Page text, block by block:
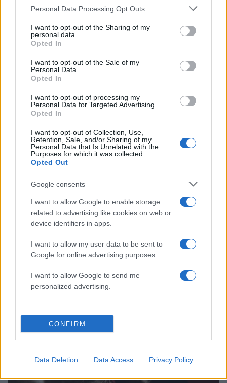
Please note that this website/app uses one or more Google
not limited to your visit or usage behaviour. You may click to
grant or deny consent to Google and its third-party tags to
use your data for below specified purposes in below Google
consent section.
Personal Data Processing Opt Outs
I want to opt-out of the Sharing of my
personal data.
Opted In
I want to opt-out of the Sale of my
Personal Data.
Opted In
I want to opt-out of processing my
Personal Data for Targeted Advertising.
Opted In
I want to opt-out of Collection, Use,
Retention, Sale, and/or Sharing of my
Personal Data that Is Unrelated with the
Purposes for which it was collected.
Opted Out
Google consents
I want to allow Google to enable storage
related to advertising like cookies on web or
device identifiers in apps.
I want to allow my user data to be sent to
Google for online advertising purposes.
I want to allow Google to send me
personalized advertising.
CONFIRM
Data Deletion Data Access Privacy Policy
21.06.18
της Νέας Ζηλανδίας! Η πρώτη φωτογραφία
του μωρού και το συγκινητικό μήνυμα
09:4304.09.17
Πάτρα: Οι εικόνες της απρόβλεπτης γέννας –
Έγινε μάνα στο πίσω κάθισμα αυτοκινήτου
[pic, vid]